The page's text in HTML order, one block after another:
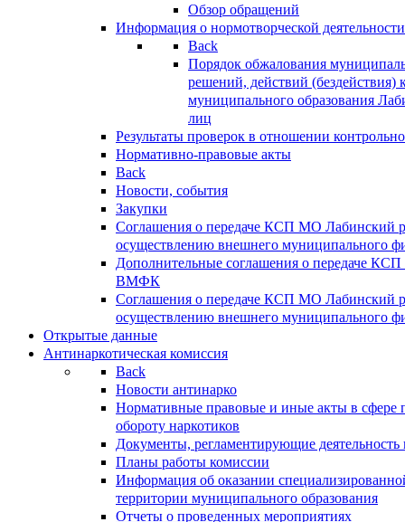
Обзор обращений
Информация о нормотворческой деятельности
Back
Порядок обжалования
решений, действий (бездействия)
муниципального образования
лиц
Результаты проверок в отношении
Нормативно-правовые акты
Back
Новости, события
Закупки
Соглашения о передаче КСП МО Лабинский
осуществлению внешнего муниципального
Дополнительные соглашения о передаче
ВМФК
Соглашения о передаче КСП МО Лабинский
осуществлению внешнего муниципального
Открытые данные
Антинаркотическая комиссия
Back
Новости антинарко
Нормативные правовые и иные акты в сфере
обороту наркотиков
Документы, регламентирующие деятельность
Планы работы комиссии
Информация об оказании
территории муниципального образования
Отчеты о проведенных мероприятиях